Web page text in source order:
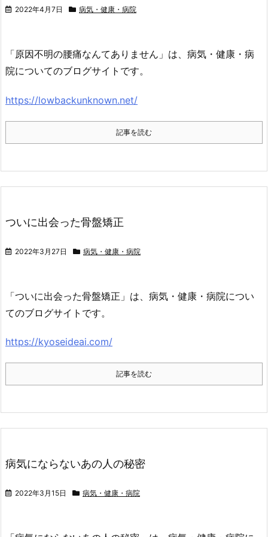
2022年4月7日 病気・健康・病院
「原因不明の腰痛なんてありません」は、病気・健康・病
院についてのブログサイトです。
https://lowbackunknown.net/
記事を読む
ついに出会った骨盤矯正
2022年3月27日 病気・健康・病院
「ついに出会った骨盤矯正」は、病気・健康・病院につい
てのブログサイトです。
https://kyoseideai.com/
記事を読む
病気にならないあの人の秘密
2022年3月15日 病気・健康・病院